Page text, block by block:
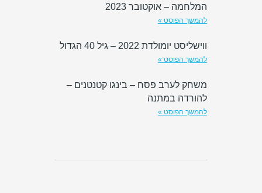
המלחמה – אוקטובר 2023
להמשך הפוסט »
ווישליסט יומולדת 2022 – גיל 40 הגדול
להמשך הפוסט »
משחק לערב פסח – בינגו קטנטנים –
להורדה במתנה
להמשך הפוסט »